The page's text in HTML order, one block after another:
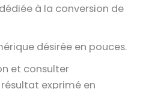
à la conversion de
désirée en pouces.
et consulter
exprimé en